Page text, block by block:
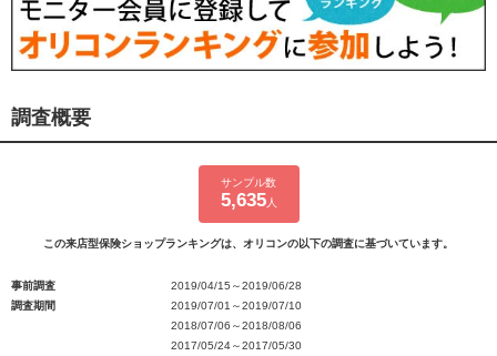
調査概要
サンプル数
5,635人
この来店型保険ショップランキングは、オリコンの以下の調査に基づいています。
事前調査
2019/04/15～2019/06/28
調査期間
2019/07/01～2019/07/10
2018/07/06～2018/08/06
2017/05/24～2017/05/30